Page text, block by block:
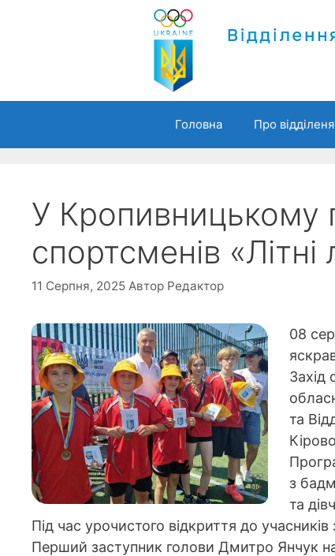
Головна Про відділеня
У Кропивницькому
спортсменів «Літні
11 Серпня, 2025 Автор Редактор
08
Захід
та
з
та
Під час урочистого відкриття до
Перший заступник голови Дмитро Янчук